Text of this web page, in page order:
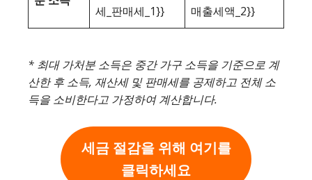
세_판매세_1}}
매출세액_2}}
* 최대 가처분 소득은 중간 가구 소득을 기준으로 계
산한 후 소득, 재산세 및 판매세를 공제하고 전체 소
득을 소비한다고 가정하여 계산합니다.
세금 절감을 위해 여기를
클릭하세요